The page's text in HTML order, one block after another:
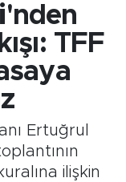
TFF
Ertuğrul
ilişkin